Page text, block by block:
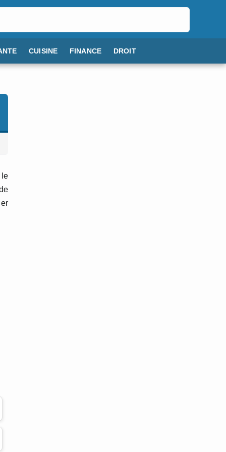
CUISINE FINANCE DROIT
le